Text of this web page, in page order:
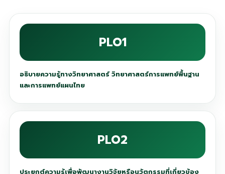
PLO1
อธิบายความรู้ทางวิทยาศาสตร์ วิทยาศาสตร์การแพทย์พื้นฐาน
และการแพทย์แผนไทย
PLO2
ประยุกต์ความรู้เพื่อพัฒนางานวิจัยหรือนวัตกรรมที่เกี่ยวข้อง